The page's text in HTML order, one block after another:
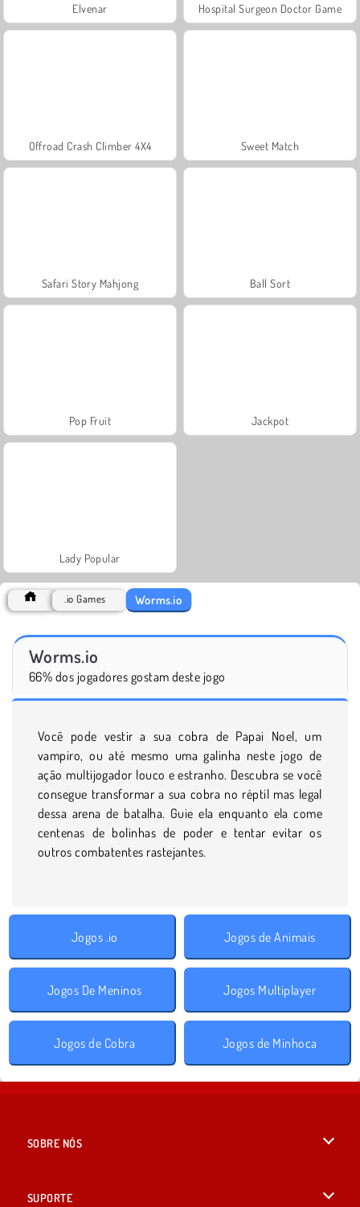
Elvenar Hospital Surgeon Doctor Game
Offroad Crash Climber 4X4 Sweet Match
Safari Story Mahjong Ball Sort
Pop Fruit Jackpot
Lady Popular
.io Games Worms.io
Worms.io
66% dos jogadores gostam deste jogo
Você pode vestir a sua cobra de Papai Noel, um
vampiro, ou até mesmo uma galinha neste jogo de
ação multijogador louco e estranho. Descubra se você
consegue transformar a sua cobra no réptil mas legal
dessa arena de batalha. Guie ela enquanto ela come
centenas de bolinhas de poder e tentar evitar os
outros combatentes rastejantes.
Jogos .io Jogos de Animais
Jogos De Meninos Jogos Multiplayer
Jogos de Cobra Jogos de Minhoca
SOBRE NÓS
SUPORTE